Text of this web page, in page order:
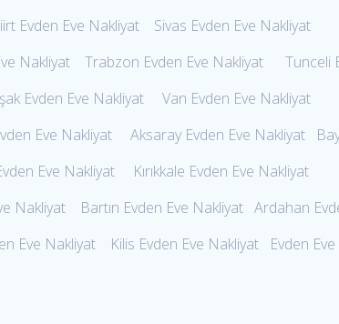
Evden Eve Nakliyat Sivas Evden Eve Nakliyat
Nakliyat Trabzon Evden Eve Nakliyat Tunceli
Evden Eve Nakliyat Van Evden Eve Nakliyat
Eve Nakliyat Aksaray Evden Eve Nakliyat
Eve Nakliyat Kırıkkale Evden Eve Nakliyat
Nakliyat Bartın Evden Eve Nakliyat Ardahan
Eve Nakliyat Kilis Evden Eve Nakliyat Evden